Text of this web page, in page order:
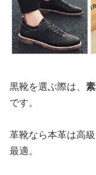
黒靴を選ぶ際は、
です。
革靴なら本革は高
最適。